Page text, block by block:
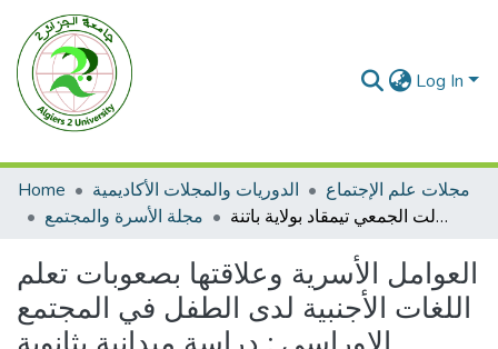
Log In
Home الدوريات والمجلات الأكاديمية
مجلات علم الإجتماع
مجلة الأسرة والمجتمع
العوامل الأسرية وعلاقتها بصعوبات تعلم اللغات الأجنبية لدى الطفل في المجتمع الاوراسي : دراسة ميدانية بثانوية تمرحولت الجمعي تيمقاد بولاية باتنة
العوامل الأسرية وعلاقتها بصعوبات تعلم
اللغات الأجنبية لدى الطفل في المجتمع